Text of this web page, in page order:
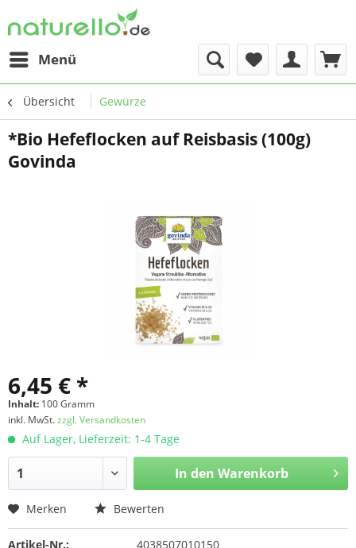
Menü
Übersicht Gewürze
*Bio Hefeflocken auf Reisbasis (100g)
Govinda
6,45 € *
Inhalt: 100 Gramm
inkl. MwSt.zzgl. Versandkosten
Auf Lager, Lieferzeit: 1-4 Tage
In den Warenkorb
Merken Bewerten
Artikel-Nr.: 4038507010150